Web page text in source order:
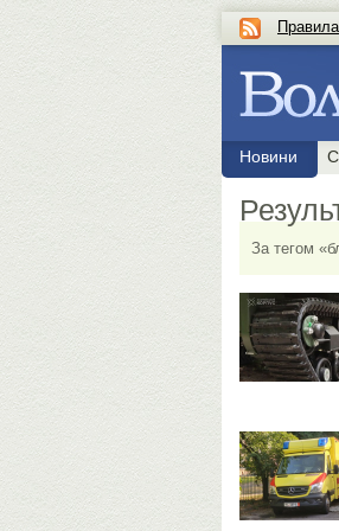
Правила
Новини
За тегом